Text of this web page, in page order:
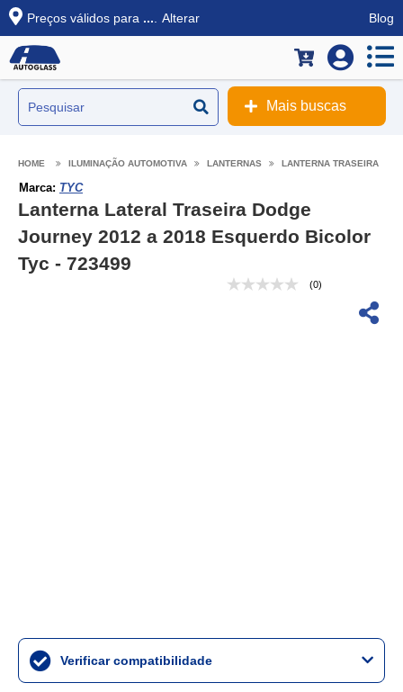
Preços válidos para ... Alterar Blog
Mais buscas
ILUMINAÇÃO AUTOMOTIVA LANTERNAS LANTERNA TRASEIRA
Marca: TYC
Lanterna Lateral Traseira Dodge
Journey 2012 a 2018 Esquerdo Bicolor
Tyc - 723499
(0)
Verificar compatibilidade